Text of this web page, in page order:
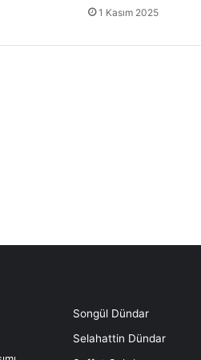
1 Kasım 2025
Songül Dündar
Selahattin Dündar